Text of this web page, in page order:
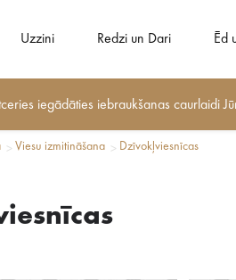
Uzzini Redzi un Dari Ēd
iegādāties iebraukšanas caurlaidi
Viesu izmitināšana Dzīvokļviesnīcas